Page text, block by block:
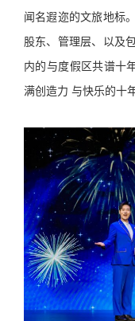
闻名遐迩的文旅地标
股东、管理层、以及
内的与度假区共谱十
满创造力 与快乐的十